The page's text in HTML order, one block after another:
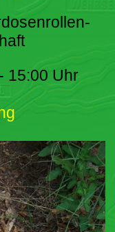
15:00 Uhr